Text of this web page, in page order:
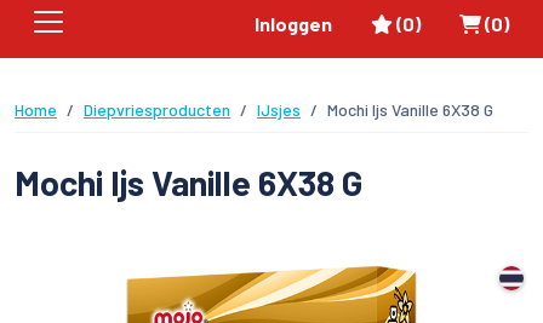
Inloggen Favorieten
(0) (0)
Home Diepvriesproducten IJsjes Mochi Ijs Vanille 6X38 G
Mochi Ijs Vanille 6X38 G